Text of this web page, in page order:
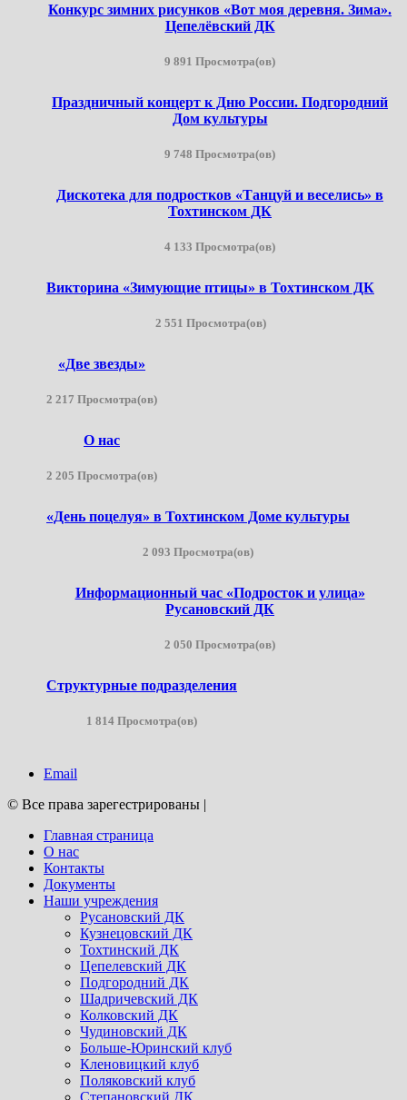
Конкурс зимних рисунков «Вот моя деревня. Зима».
Цепелёвский ДК
9 891 Просмотра(ов)
Праздничный концерт к Дню России. Подгородний
Дом культуры
9 748 Просмотра(ов)
Дискотека для подростков «Танцуй и веселись» в
Тохтинском ДК
4 133 Просмотра(ов)
Викторина «Зимующие птицы» в Тохтинском ДК
2 551 Просмотра(ов)
«Две звезды»
2 217 Просмотра(ов)
О нас
2 205 Просмотра(ов)
«День поцелуя» в Тохтинском Доме культуры
2 093 Просмотра(ов)
Информационный час «Подросток и улица»
Русановский ДК
2 050 Просмотра(ов)
Структурные подразделения
1 814 Просмотра(ов)
Email
© Все права зарегестрированы |
Главная страница
О нас
Контакты
Документы
Наши учреждения
Русановский ДК
Кузнецовский ДК
Тохтинский ДК
Цепелевский ДК
Подгородний ДК
Шадричевский ДК
Колковский ДК
Чудиновский ДК
Больше-Юринский клуб
Кленовицкий клуб
Поляковский клуб
Степановский ДК